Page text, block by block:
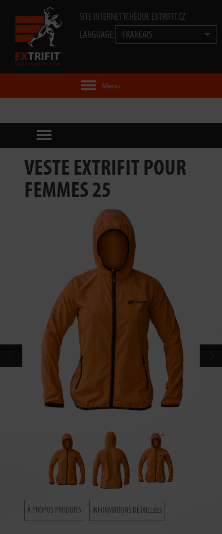
SITE INTERNET TCHÈQUE EXTRIFIT.CZ
LANGUAGE:
FRANCAIS
Menu
TECHNOLOGIE
EXTRIFIT® TEAM
VESTE EXTRIFIT POUR
FEMMES 25
À PROPOS PRODUITS INFORMATIONS DÉTAILLÉES